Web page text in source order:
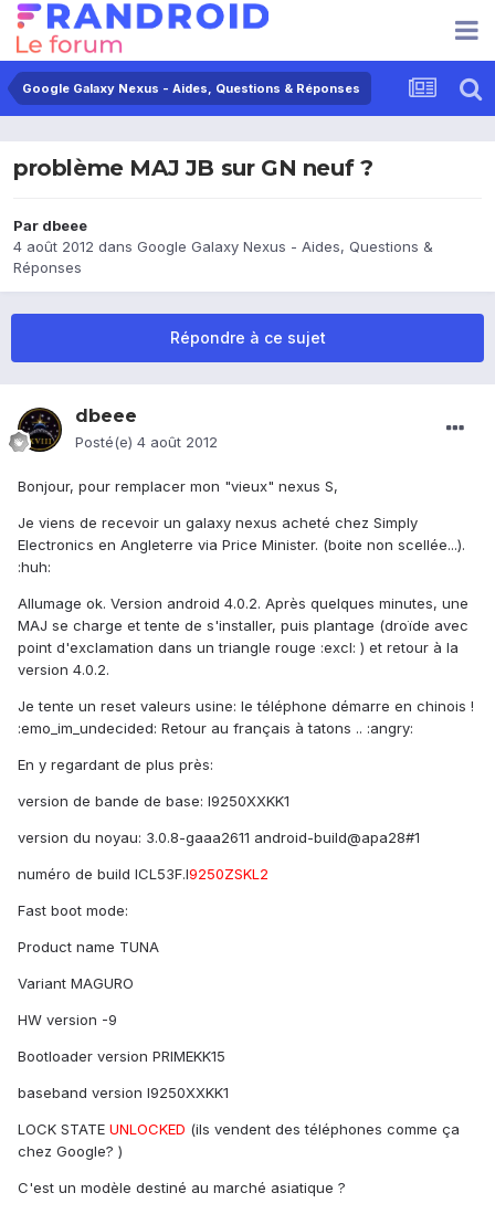
Google Galaxy Nexus - Aides, Questions & Réponses
problème MAJ JB sur GN neuf ?
Par dbeee
4 août 2012 dans Google Galaxy Nexus - Aides, Questions &
Réponses
Répondre à ce sujet
dbeee
Posté(e) 4 août 2012
Bonjour, pour remplacer mon "vieux" nexus S,
Je viens de recevoir un galaxy nexus acheté chez Simply
Electronics en Angleterre via Price Minister. (boite non scellée...).
:huh:
Allumage ok. Version android 4.0.2. Après quelques minutes, une
MAJ se charge et tente de s'installer, puis plantage (droïde avec
point d'exclamation dans un triangle rouge :excl: ) et retour à la
version 4.0.2.
Je tente un reset valeurs usine: le téléphone démarre en chinois !
:emo_im_undecided: Retour au français à tatons .. :angry:
En y regardant de plus près:
version de bande de base: I9250XXKK1
version du noyau: 3.0.8-gaaa2611 android-build@apa28#1
numéro de build ICL53F.I9250ZSKL2
Fast boot mode:
Product name TUNA
Variant MAGURO
HW version -9
Bootloader version PRIMEKK15
baseband version I9250XXKK1
LOCK STATE UNLOCKED (ils vendent des téléphones comme ça
chez Google? )
C'est un modèle destiné au marché asiatique ?